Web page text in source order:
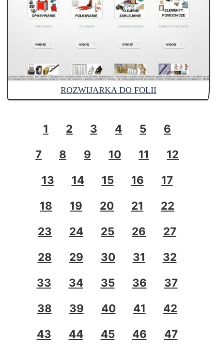
ROZWIJARKA DO FOLII
1 2 3 4 5
6
7
8 9 10 11
12
13
14 15 16
17
18
19 20 21
22
23
24 25 26
27
28
29 30 31
32
33
34 35 36
37
38
39 40 41
42
43
44 45 46
47